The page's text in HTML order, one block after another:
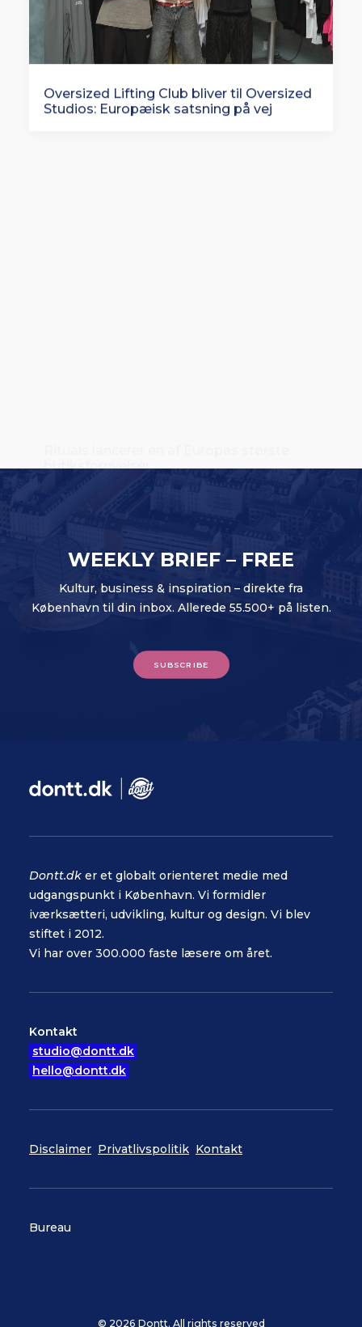
Oversized Lifting Club bliver til Oversized
Studios: Europæisk satsning på vej
WEEKLY BRIEF – FREE
Kultur, business & inspiration – direkte fra
København til din inbox. Allerede 55.500+ på listen.
SUBSCRIBE
Dontt.dk er et globalt orienteret medie med
udgangspunkt i København. Vi formidler
iværksætteri, udvikling, kultur og design. Vi blev
stiftet i 2012.
Vi har over 300.000 faste læsere om året.
Kontakt
studio@dontt.dk
hello@dontt.dk
Disclaimer Privatlivspolitik Kontakt
Bureau
© 2026 Dontt. All rights reserved